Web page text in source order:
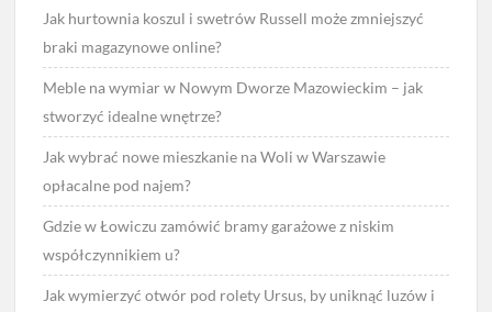
Jak hurtownia koszul i swetrów Russell może zmniejszyć
braki magazynowe online?
Meble na wymiar w Nowym Dworze Mazowieckim – jak
stworzyć idealne wnętrze?
Jak wybrać nowe mieszkanie na Woli w Warszawie
opłacalne pod najem?
Gdzie w Łowiczu zamówić bramy garażowe z niskim
współczynnikiem u?
Jak wymierzyć otwór pod rolety Ursus, by uniknąć luzów i